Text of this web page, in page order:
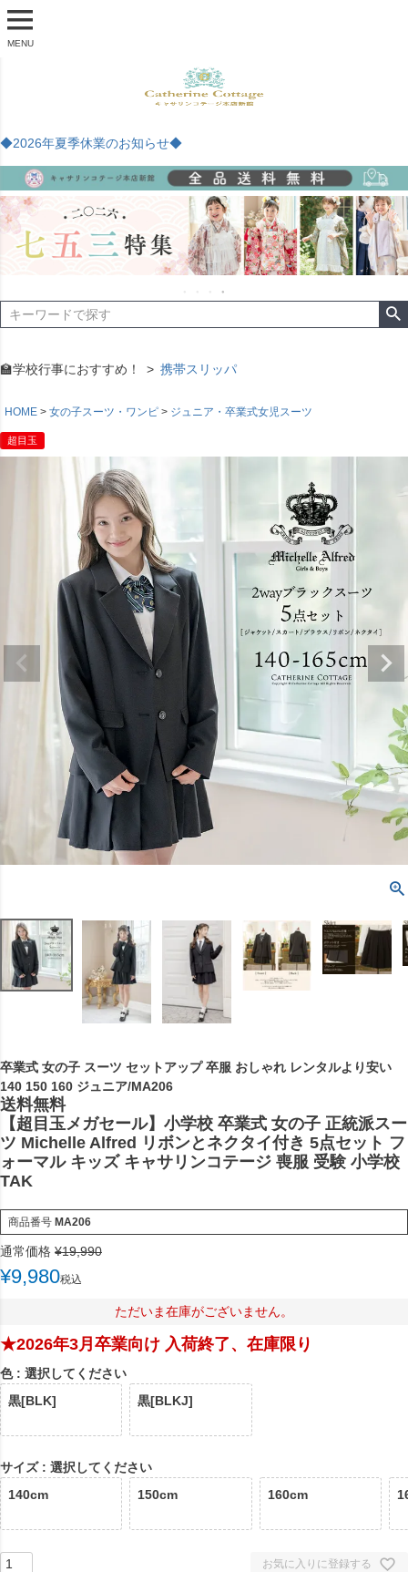
MENU
◆2026年夏季休業のお知らせ◆
🏫学校行事におすすめ！ 携帯スリッパ
HOME 女の子スーツ・ワンピ ジュニア・卒業式女児スーツ
超目玉
卒業式 女の子 スーツ セットアップ 卒服 おしゃれ レンタルより安い
140 150 160 ジュニア/MA206
送料無料
【超目玉メガセール】小学校 卒業式 女の子 正統派スー
ツ Michelle Alfred リボンとネクタイ付き 5点セット フ
ォーマル キッズ キャサリンコテージ 喪服 受験 小学校
TAK
商品番号 MA206
通常価格 ¥19,990
¥9,980税込
ただいま在庫がございません。
★2026年3月卒業向け 入荷終了、在庫限り
色
選択してください
黒[BLK]
黒[BLKJ]
サイズ
選択してください
140cm
150cm 160cm
お気に入りに登録する